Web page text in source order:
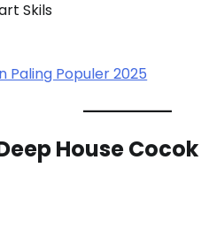
Skils
Paling Populer 2025
House